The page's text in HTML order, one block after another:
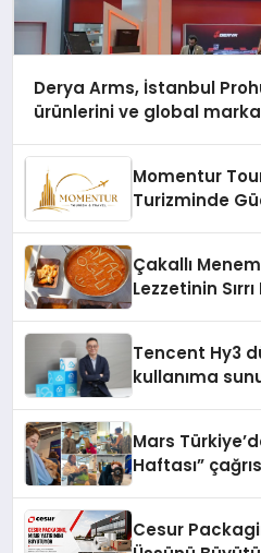
Derya Arms, İstanbul
ürünlerini ve global
Momentur
Turizminde
Çakallı
Lezzetinin
Tencent Hy3
kullanıma
Mars
Haftası”
Cesur